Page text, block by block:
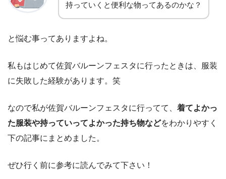
持っていくと便利な物ってあるのかな？
と悩む事ってありますよね。
私もはじめて佐賀バルーンフェスタに行ったときは、服装
に失敗した経験があります。笑
なので私が佐賀バルーンフェスタに行ってて、 着てよかっ
た服装や持っていってよかった持ち物などをわかりやすく
下の記事にまとめました。
ぜひ行く前に参考に読んでみて下さい！